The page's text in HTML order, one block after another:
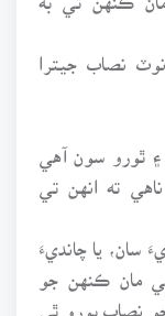
نصاب جيترا
ٿورو سون آهي
ته انهن تي
يا چانديءَ
مان ڪنهن جو
نصاب پورو ٿي